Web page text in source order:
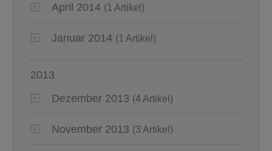
April 2014 (1 Artikel)
Januar 2014 (1 Artikel)
2013
Dezember 2013 (4 Artikel)
November 2013 (3 Artikel)